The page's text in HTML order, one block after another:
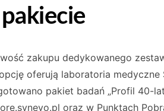
zakupu dedykowanego
oferują laboratoria medyczne
pakiet badań „Profil 40-
oraz w Punktach